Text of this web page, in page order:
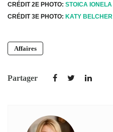
CRÉDIT 2E PHOTO: STOICA IONELA
CRÉDIT 3E PHOTO: KATY BELCHER
Affaires
Partager